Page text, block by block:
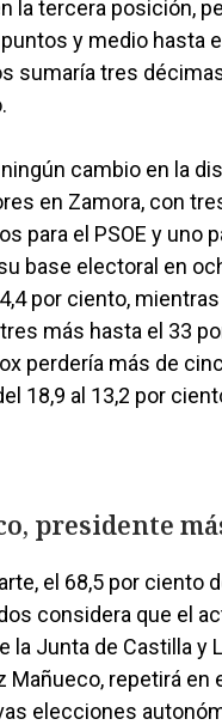
la tercera posición,
y medio hasta
sumaría tres
cambio en la
en Zamora, con
para el PSOE y uno
base electoral en
por ciento,
más hasta el 33
perdería más de
18,9 al 13,2 por
presidente
el 68,5 por ciento
considera que el
la Junta de Castilla y
Mañueco, repetirá en
elecciones